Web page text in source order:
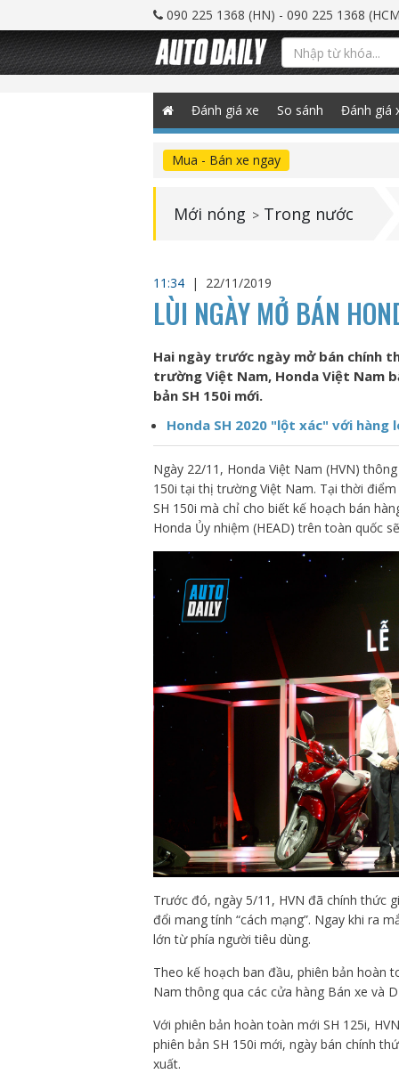
090 225 1368 (HN) - 090 225 1368
Đánh giá xe So sánh Đánh giá
Mua - Bán xe ngay
Mới nóng > Trong nước
11:34 | 22/11/2019
LÙI NGÀY MỞ BÁN
Hai ngày trước ngày mở bán chính
trường Việt Nam, Honda Việt Nam
bản SH 150i mới.
Honda SH 2020 "lột xác" với
Ngày 22/11, Honda Việt Nam (HVN)
150i tại thị trường Việt Nam. Tại thời
SH 150i mà chỉ cho biết kế hoạch bán
Honda Ủy nhiệm (HEAD) trên toàn quốc
Trước đó, ngày 5/11, HVN đã chính thức
đổi mang tính “cách mạng”. Ngay khi ra
lớn từ phía người tiêu dùng.
Theo kế hoạch ban đầu, phiên bản hoàn
Nam thông qua các cửa hàng Bán xe và
Với phiên bản hoàn toàn mới SH 125i,
phiên bản SH 150i mới, ngày bán chính
xuất.